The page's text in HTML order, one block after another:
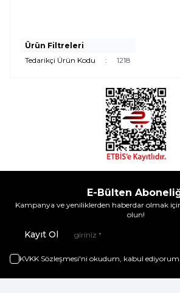
Ürün Filtreleri
Tedarikçi Ürün Kodu
: 1218
E-Bülten
Kampanya ve yeniliklerden haberdar olmak
olun!
Kayıt Ol
KVKK Sözleşmesi'ni okudum, kabul ediyorum.